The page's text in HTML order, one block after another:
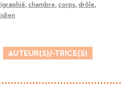
chambre corps drôle
AUTEUR(S)/-TRICE(S)